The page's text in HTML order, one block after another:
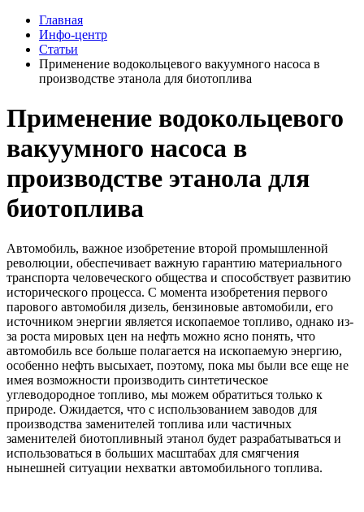
Главная
Инфо-центр
Статьи
Применение водокольцевого вакуумного насоса в
производстве этанола для биотоплива
Применение водокольцевого
вакуумного насоса в
производстве этанола для
биотоплива
Автомобиль, важное изобретение второй промышленной
революции, обеспечивает важную гарантию материального
транспорта человеческого общества и способствует развитию
исторического процесса. С момента изобретения первого
парового автомобиля дизель, бензиновые автомобили, его
источником энергии является ископаемое топливо, однако из-
за роста мировых цен на нефть можно ясно понять, что
автомобиль все больше полагается на ископаемую энергию,
особенно нефть высыхает, поэтому, пока мы были все еще не
имея возможности производить синтетическое
углеводородное топливо, мы можем обратиться только к
природе. Ожидается, что с использованием заводов для
производства заменителей топлива или частичных
заменителей биотопливный этанол будет разрабатываться и
использоваться в больших масштабах для смягчения
нынешней ситуации нехватки автомобильного топлива.